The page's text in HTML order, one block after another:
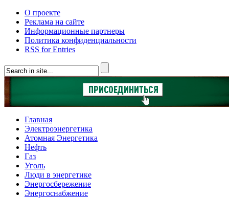
О проекте
Реклама на сайте
Информационные партнеры
Политика конфиденциальности
RSS for Entries
Главная
Электроэнергетика
Атомная Энергетика
Нефть
Газ
Уголь
Люди в энергетике
Энергосбережение
Энергоснабжение